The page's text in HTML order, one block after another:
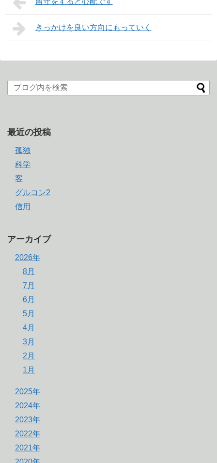
きっかけを良い方向にもっていく
最近の投稿
孤独
科学
客
グルコン2
信用
アーカイブ
2026年
8月
7月
6月
5月
4月
3月
2月
1月
2025年
2024年
2023年
2022年
2021年